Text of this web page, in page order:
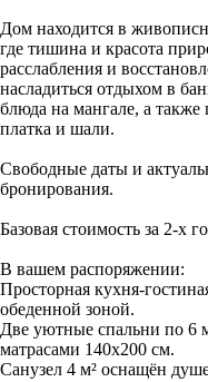
Дом находится в
где тишина и красота
расслабления и
насладиться отдыхом в
блюда на мангале, а также
платка и шали.
Cвoбoдныe даты и
бpoниpoвaния.
Базовая стоимость за 2-х
В вашем распоряжении:
Просторная кухня-
обеденной зоной.
Две уютные спальни по 6
матрасами 140х200 см.
Санузел 4 м² оснащён